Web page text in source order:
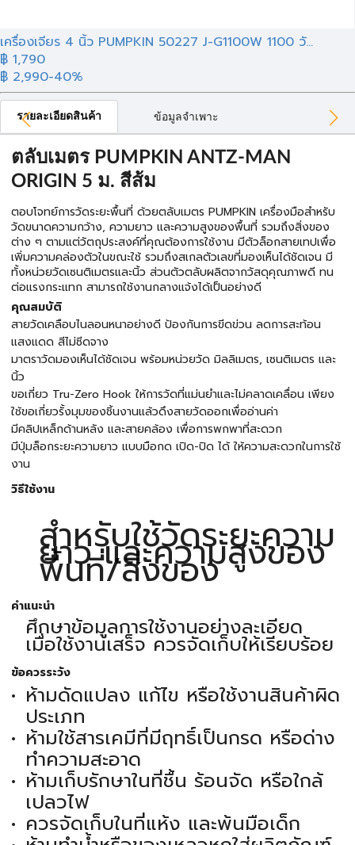
เครื่องเจียร 4 นิ้ว PUMPKIN 50227 J-G1100W 1100 วั...
฿ 1,790
฿ 2,990-40%
รายละเอียดสินค้า ข้อมูลจำเพาะ
ตลับเมตร PUMPKIN ANTZ-MAN
ORIGIN 5 ม. สีส้ม
ตอบโจทย์การวัดระยะพื้นที่ ด้วยตลับเมตร PUMPKIN เครื่องมือสำหรับ
วัดขนาดความกว้าง, ความยาว และความสูงของพื้นที่ รวมถึงสิ่งของ
ต่าง ๆ ตามแต่วัตถุประสงค์ที่คุณต้องการใช้งาน มีตัวล็อกสายเทปเพื่อ
เพิ่มความคล่องตัวในขณะใช้ รวมถึงสเกลตัวเลขที่มองเห็นได้ชัดเจน มี
ทั้งหน่วยวัดเซนติเมตรและนิ้ว ส่วนตัวตลับผลิตจากวัสดุคุณภาพดี ทน
ต่อแรงกระแทก สามารถใช้งานกลางแจ้งได้เป็นอย่างดี
คุณสมบัติ
สายวัดเคลือบไนลอนหนาอย่างดี ป้องกันการขีดข่วน ลดการสะท้อน
แสงแดด สีไม่ซีดจาง
มาตราวัดมองเห็นได้ชัดเจน พร้อมหน่วยวัด มิลลิเมตร, เซนติเมตร และ
นิ้ว
ขอเกี่ยว Tru-Zero Hook ให้การวัดที่แม่นยำและไม่คลาดเคลื่อน เพียง
ใช้ขอเกี่ยวรั้งมุมของชิ้นงานแล้วดึงสายวัดออกเพื่ออ่านค่า
มีคลิปเหล็กด้านหลัง และสายคล้อง เพื่อการพกพาที่สะดวก
มีปุ่มล็อกระยะความยาว แบบมือกด เปิด-ปิด ได้ ให้ความสะดวกในการใช้
งาน
วิธีใช้งาน
สำหรับใช้วัดระยะความ
ยาว และความสูงของ
พื้นที่/สิ่งของ
คำแนะนำ
ศึกษาข้อมูลการใช้งานอย่างละเอียด
เมื่อใช้งานเสร็จ ควรจัดเก็บให้เรียบร้อย
ข้อควรระวัง
ห้ามดัดแปลง แก้ไข หรือใช้งานสินค้าผิด
ประเภท
ห้ามใช้สารเคมีที่มีฤทธิ์เป็นกรด หรือด่าง
ทำความสะอาด
ห้ามเก็บรักษาในที่ชื้น ร้อนจัด หรือใกล้
เปลวไฟ
ควรจัดเก็บในที่แห้ง และพ้นมือเด็ก